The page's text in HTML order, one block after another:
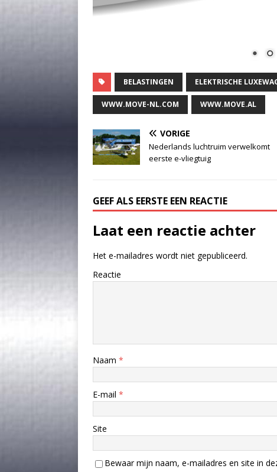
BELASTINGEN ELEKTRISCHE
WWW.MOVE-NL.COM WWW.MOVE.AL
VORIGE
Nederlands luchtruim verwelkomt
eerste e-vliegtuig
GEEF ALS EERSTE EEN REACTIE
Laat een reactie achter
Het e-mailadres wordt niet gepubliceerd.
Reactie
Naam *
E-mail *
Site
Bewaar mijn naam, e-mailadres en site in